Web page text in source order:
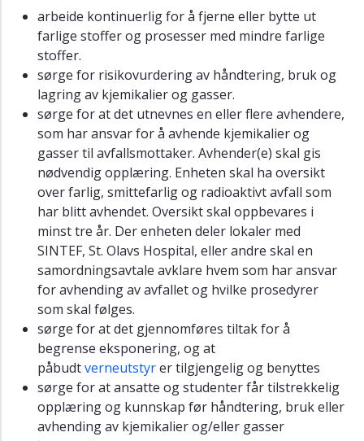
arbeide kontinuerlig for å fjerne eller bytte ut
farlige stoffer og prosesser med mindre farlige
stoffer.
sørge for risikovurdering av håndtering, bruk og
lagring av kjemikalier og gasser.
sørge for at det utnevnes en eller flere avhendere,
som har ansvar for å avhende kjemikalier og
gasser til avfallsmottaker. Avhender(e) skal gis
nødvendig opplæring. Enheten skal ha oversikt
over farlig, smittefarlig og radioaktivt avfall som
har blitt avhendet. Oversikt skal oppbevares i
minst tre år. Der enheten deler lokaler med
SINTEF, St. Olavs Hospital, eller andre skal en
samordningsavtale avklare hvem som har ansvar
for avhending av avfallet og hvilke prosedyrer
som skal følges.
sørge for at det gjennomføres tiltak for å
begrense eksponering, og at
påbudtverneutstyrer tilgjengelig og benyttes
sørge for at ansatte og studenter får tilstrekkelig
opplæring og kunnskap før håndtering, bruk eller
avhending av kjemikalier og/eller gasser